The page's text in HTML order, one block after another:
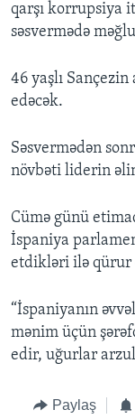
qarşı korrupsiya
səsvermədə
46 yaşlı
edəcək.
Səsvermədən
növbəti liderin
Cümə günü
İspaniya
etdikləri ilə qürur
“İspaniyanın
mənim üçün
edir, uğurlar
Paylaş